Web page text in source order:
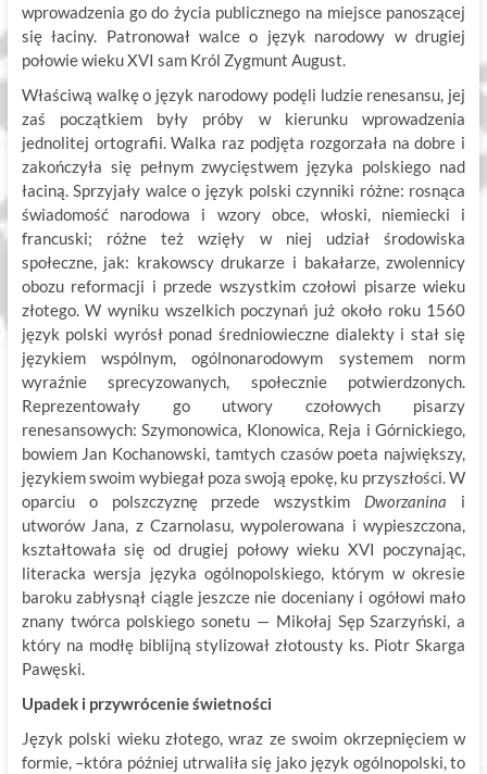
wprowadzenia go do życia publicznego na miejsce panoszącej
się łaciny. Patronował walce o język narodowy w drugiej
połowie wieku XVI sam Król Zygmunt August.
Właściwą walkę o język narodowy podęli ludzie renesansu, jej
zaś początkiem były próby w kierunku wprowadzenia
jednolitej ortografii. Walka raz podjęta rozgorzała na dobre i
zakończyła się pełnym zwycięstwem języka polskiego nad
łaciną. Sprzyjały walce o język polski czynniki różne: rosnąca
świadomość narodowa i wzory obce, włoski, niemiecki i
francuski; różne też wzięły w niej udział środowiska
społeczne, jak: krakowscy drukarze i bakałarze, zwolennicy
obozu reformacji i przede wszystkim czołowi pisarze wieku
złotego. W wyniku wszelkich poczynań już około roku 1560
język polski wyrósł ponad średniowieczne dialekty i stał się
językiem wspólnym, ogólnonarodowym systemem norm
wyraźnie sprecyzowanych, społecznie potwierdzonych.
Reprezentowały go utwory czołowych pisarzy
renesansowych: Szymonowica, Klonowica, Reja i Górnickiego,
bowiem Jan Kochanowski, tamtych czasów poeta największy,
językiem swoim wybiegał poza swoją epokę, ku przyszłości. W
oparciu o polszczyznę przede wszystkim Dworzanina i
utworów Jana, z Czarnolasu, wypolerowana i wypieszczona,
kształtowała się od drugiej połowy wieku XVI poczynając,
literacka wersja języka ogólnopolskiego, którym w okresie
baroku zabłysnął ciągle jeszcze nie doceniany i ogółowi mało
znany twórca polskiego sonetu — Mikołaj Sęp Szarzyński, a
który na modłę biblijną stylizował złotousty ks. Piotr Skarga
Pawęski.
Upadek i przywrócenie świetności
Język polski wieku złotego, wraz ze swoim okrzepnięciem w
formie, –która później utrwaliła się jako język ogólnopolski, to